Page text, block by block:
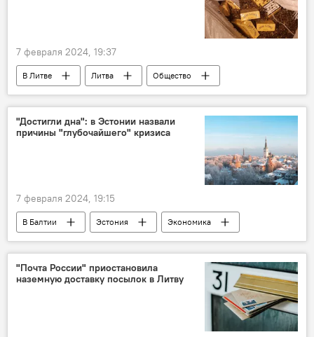
7 февраля 2024, 19:37
В Литве Литва
Общество
Россия
контрабанда
контрабанда сигарет
таможня Литвы
происшествие
Происшествия
"Достигли дна": в Эстонии назвали
причины "глубочайшего" кризиса
7 февраля 2024, 19:15
В Балтии Эстония
Экономика
экономика
финансы
кризис
промышленность
"Почта России" приостановила
наземную доставку посылок в Литву